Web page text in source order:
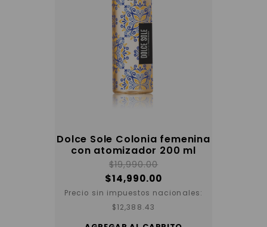
Dolce Sole Colonia femenina
con atomizador 200 ml
$19,990.00
$14,990.00
Precio sin impuestos nacionales:
$12,388.43